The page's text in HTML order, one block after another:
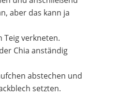
aber das kann ja
Teig verkneten.
Chia anständig
abstechen und
setzten.